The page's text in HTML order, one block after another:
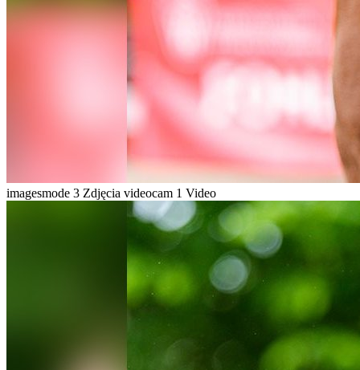
imagesmode 3 Zdjęcia videocam 1 Video